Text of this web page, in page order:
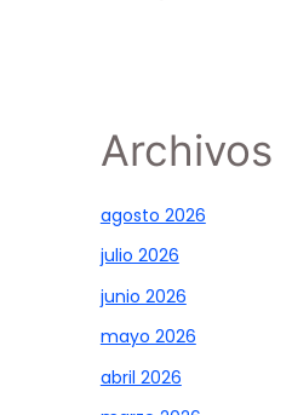
Archivos
agosto 2026
julio 2026
junio 2026
mayo 2026
abril 2026